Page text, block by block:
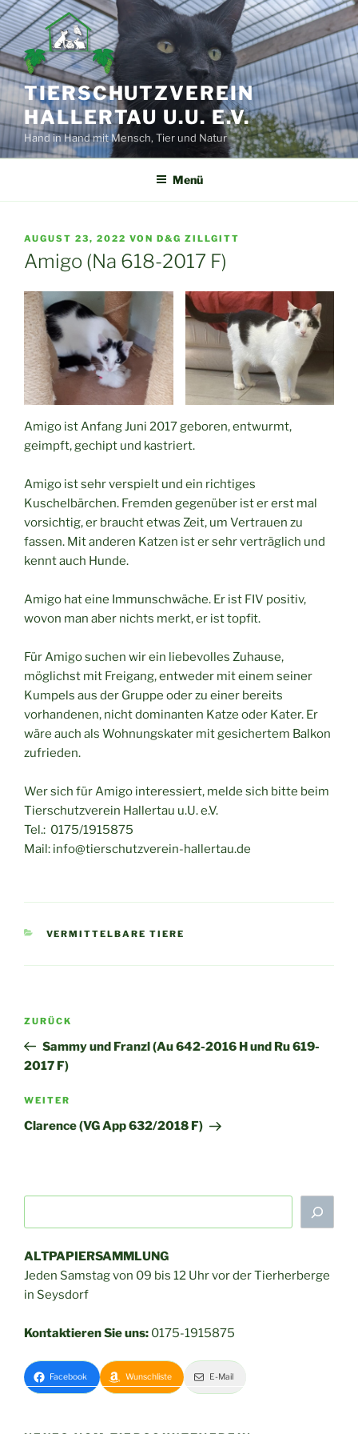
Zum
Inhalt
springen
TIERSCHUTZVEREIN
HALLERTAU U.U. E.V.
Hand in Hand mit Mensch, Tier und Natur
Menü
VERÖFFENTLICHT
AM
AUGUST 23, 2022 VON D&G ZILLGITT
Amigo (Na 618-2017 F)
Amigo ist Anfang Juni 2017 geboren, entwurmt,
geimpft, gechipt und kastriert.
Amigo ist sehr verspielt und ein richtiges
Kuschelbärchen. Fremden gegenüber ist er erst mal
vorsichtig, er braucht etwas Zeit, um Vertrauen zu
fassen. Mit anderen Katzen ist er sehr verträglich und
kennt auch Hunde.
Amigo hat eine Immunschwäche. Er ist FIV positiv,
wovon man aber nichts merkt, er ist topfit.
Für Amigo suchen wir ein liebevolles Zuhause,
möglichst mit Freigang, entweder mit einem seiner
Kumpels aus der Gruppe oder zu einer bereits
vorhandenen, nicht dominanten Katze oder Kater. Er
wäre auch als Wohnungskater mit gesichertem Balkon
zufrieden.
Wer sich für Amigo interessiert, melde sich bitte beim
Tierschutzverein Hallertau u.U. e.V.
Tel.: 0175/1915875
Mail: info@tierschutzverein-hallertau.de
KATEGORIEN
VERMITTELBARE TIERE
Beitragsnavigation
Vorheriger
Beitrag
ZURÜCK
Sammy und Franzl (Au 642-2016 H und Ru 619-
2017 F)
Nächster
Beitrag
WEITER
Clarence (VG App 632/2018 F)
ALTPAPIERSAMMLUNG
Jeden Samstag von 09 bis 12 Uhr vor der Tierherberge
in Seysdorf
Kontaktieren Sie uns: 0175-1915875
Facebook Wunschliste E-Mail